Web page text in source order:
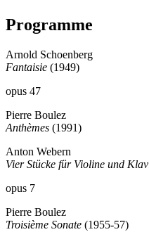
Programme
Arnold Schoenberg
Fantaisie (1949)
opus 47
Pierre Boulez
Anthèmes (1991)
Anton Webern
Vier Stücke für Violine und
opus 7
Pierre Boulez
Troisième Sonate (1955-57)